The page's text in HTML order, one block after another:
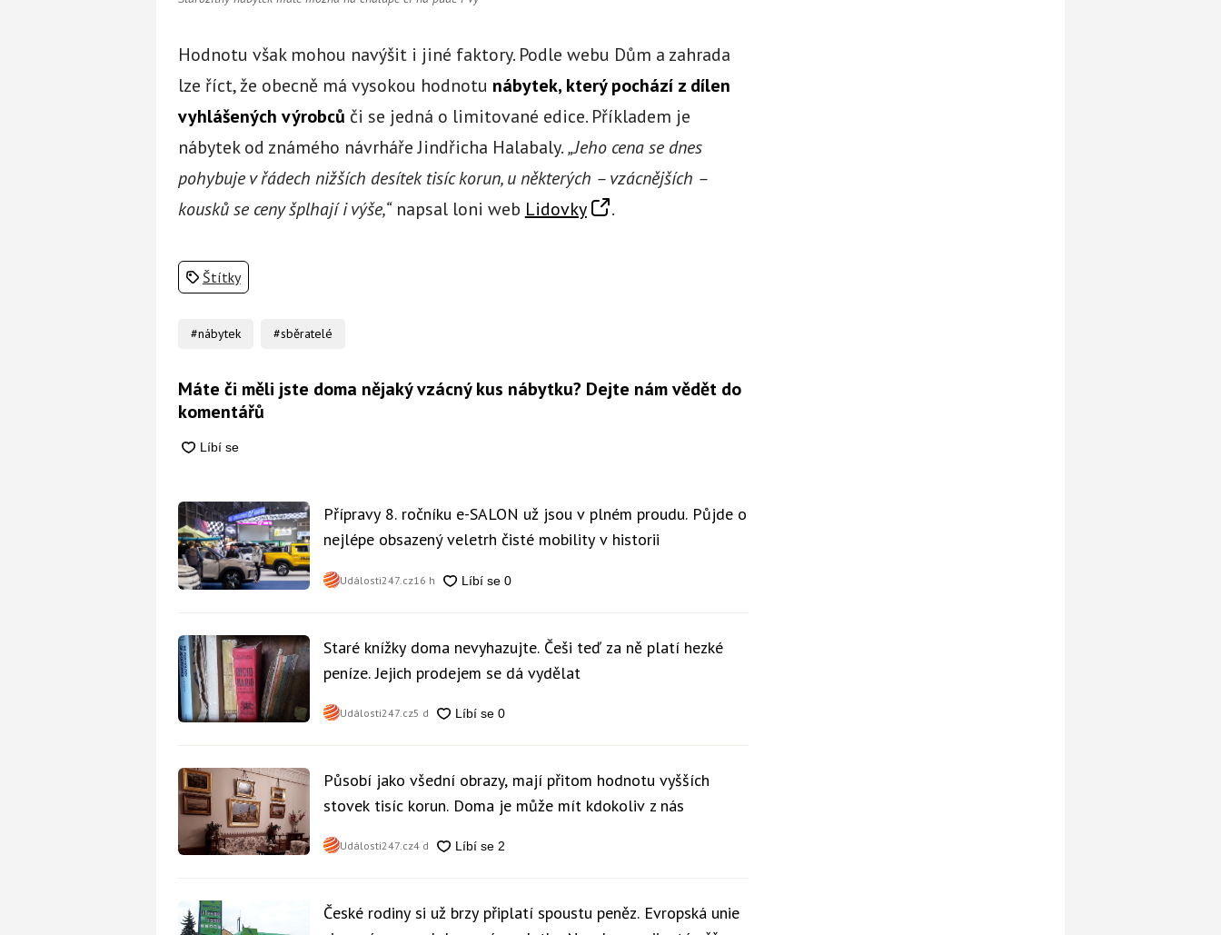
Hodnotu však mohou navýšit i jiné faktory. Podle webu Dům a zahrada
lze říct, že obecně má vysokou hodnotu nábytek, který pochází z dílen
vyhlášených výrobců či se jedná o limitované edice. Příkladem je
nábytek od známého návrháře Jindřicha Halabaly.„Jeho cena se dnes
pohybuje v řádech nižších desítek tisíc korun, u některých – vzácnějších –
kousků se ceny šplhají i výše,“napsal loni web Lidovky .
Štítky
#nábytek #sběratelé
Máte či měli jste doma nějaký vzácný kus nábytku? Dejte nám vědět do
komentářů
Přípravy 8. ročníku e-SALON už jsou v plném proudu. Půjde o
nejlépe obsazený veletrh čisté mobility v historii
Události247.cz16 h
Staré knížky doma nevyhazujte. Češi teď za ně platí hezké
peníze. Jejich prodejem se dá vydělat
Události247.cz5 d
Působí jako všední obrazy, mají přitom hodnotu vyšších
stovek tisíc korun. Doma je může mít kdokoliv z nás
Události247.cz4 d
České rodiny si už brzy připlatí spoustu peněz. Evropská unie